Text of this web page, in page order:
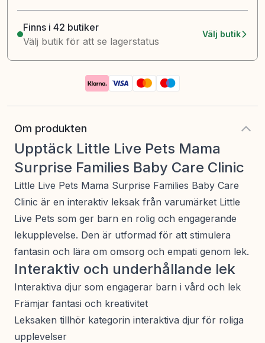
Finns i 42 butiker
Välj butik för att se lagerstatus
Välj butik
Om produkten
Upptäck Little Live Pets Mama
Surprise Families Baby Care Clinic
Little Live Pets Mama Surprise Families Baby Care
Clinic är en interaktiv leksak från varumärket Little
Live Pets som ger barn en rolig och engagerande
lekupplevelse. Den är utformad för att stimulera
fantasin och lära om omsorg och empati genom lek.
Interaktiv och underhållande lek
Interaktiva djur som engagerar barn i vård och lek
Främjar fantasi och kreativitet
Leksaken tillhör kategorin interaktiva djur för roliga
upplevelser